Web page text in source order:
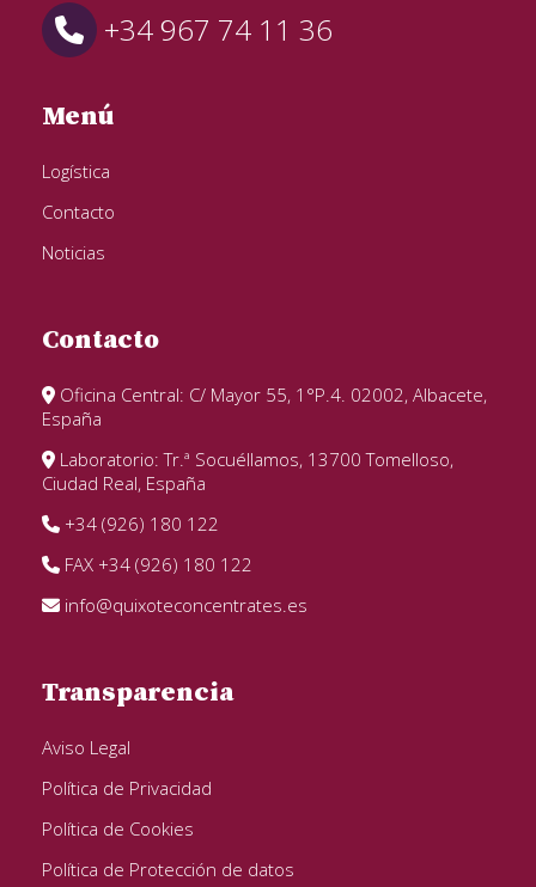
+34 967 74 11 36
Menú
Logística
Contacto
Noticias
Contacto
Oficina Central: C/ Mayor 55, 1°P.4. 02002, Albacete,
España
Laboratorio: Tr.ª Socuéllamos, 13700 Tomelloso,
Ciudad Real, España
+34 (926) 180 122
FAX +34 (926) 180 122
info@quixoteconcentrates.es
Transparencia
Aviso Legal
Política de Privacidad
Política de Cookies
Política de Protección de datos